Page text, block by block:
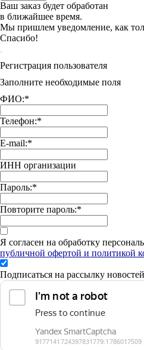
Ваш заказ будет обработан
в ближайшее время.
Мы пришлем уведомление, как
Спасибо!
Регистрация пользователя
Заполните необходимые поля
ФИО:*
Телефон:*
E-mail:*
ИНН организации
Пароль:*
Повторите пароль:*
Я согласен на обработку
публичной офертой и политикой
Подписаться на рассылку